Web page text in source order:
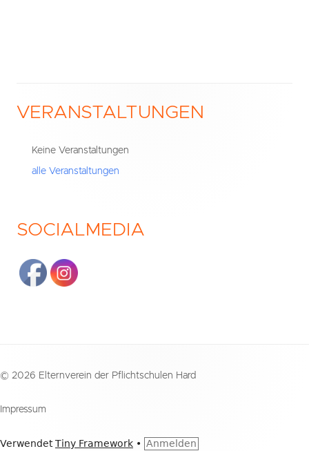
Haupt-
Seitenleiste
VERANSTALTUNGEN
Keine Veranstaltungen
alle Veranstaltungen
SOCIALMEDIA
Inhalt
© 2026 Elternverein der Pflichtschulen Hard
Impressum
VerwendetTiny Framework • Anmelden